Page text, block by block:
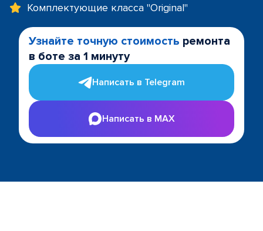
Комплектующие класса "Original"
Узнайте точную стоимость ремонта
в боте за 1 минуту
Написать в Telegram
Написать в MAX